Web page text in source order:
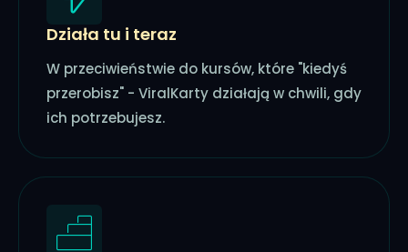
Działa tu i teraz
W przeciwieństwie do kursów, które "kiedyś
przerobisz" - ViralKarty działają w chwili, gdy
ich potrzebujesz.